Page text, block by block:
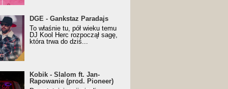
z nagrodą za
Trueschoolowy
Roku (Popkillery 2023)
DGE - Gankstaz Paradajs
To właśnie tu, pół wieku temu
DJ Kool Herc rozpoczął sagę,
która trwa do dziś...
- Slalom ft. Jan-
(prod. Pioneer)
Kobik - Slalom ft. Jan-
Rapowanie (prod. Pioneer)